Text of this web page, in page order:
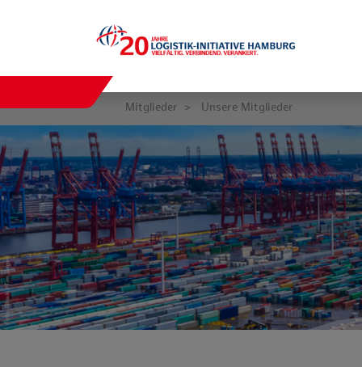
Mitglieder Unsere Mitglieder